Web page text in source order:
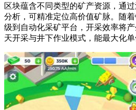
区块蕴含不同类型的矿产资源，通
分析，可精准定位高价值矿脉。随
级到自动化采矿平台，开采效率将
天开采与井下作业模式，能最大化单